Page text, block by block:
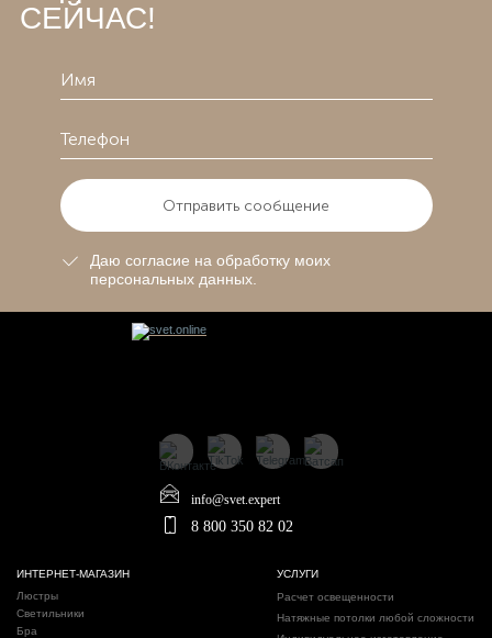
СЕЙЧАС!
Отправить сообщение
Даю согласие на обработку моих
персональных данных.
info@svet.expert
8 800 350 82 02
ИНТЕРНЕТ-МАГАЗИН
Люстры
Светильники
Бра
УСЛУГИ
Расчет освещенности
Натяжные потолки любой сложности